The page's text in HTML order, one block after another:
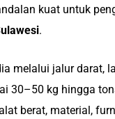
kuat untuk
.
melalui jalur darat,
30–50 kg hingga
berat, material,